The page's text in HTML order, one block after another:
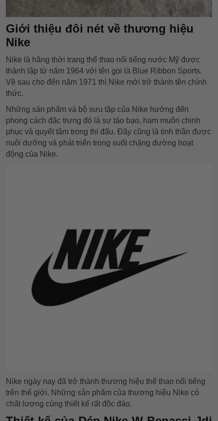
Giới thiệu đôi nét về thương hiệu
Nike
Nike là hãng thời trang thể thao nổi tiếng nước Mỹ được
thành lập từ năm 1964 với tên gọi là Blue Ribbon Sports.
Về sau cho đến năm 1971 thì Nike mới trở thành tên chính
thức.
Những sản phẩm và bộ sưu tập của Nike hướng đến
phong cách đặc trưng đó là sự táo bạo, ham muốn chinh
phục và quyết tâm trong thi đấu. Đây cũng là tinh thần được
nuôi dưỡng và phát triển trong suốt chặng đường hoạt
động của Nike.
Nike ngày nay đã trở thành thương hiệu thể thao nổi tiếng
trên thế giới. Những sản phẩm của thương hiệu Nike có
chất lượng cùng thiết kế rất độc đáo.